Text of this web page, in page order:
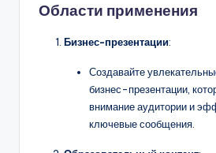
Области применения
Бизнес-презентации:
Создавайте
бизнес-презентации,
внимание аудитории и
ключевые сообщения.